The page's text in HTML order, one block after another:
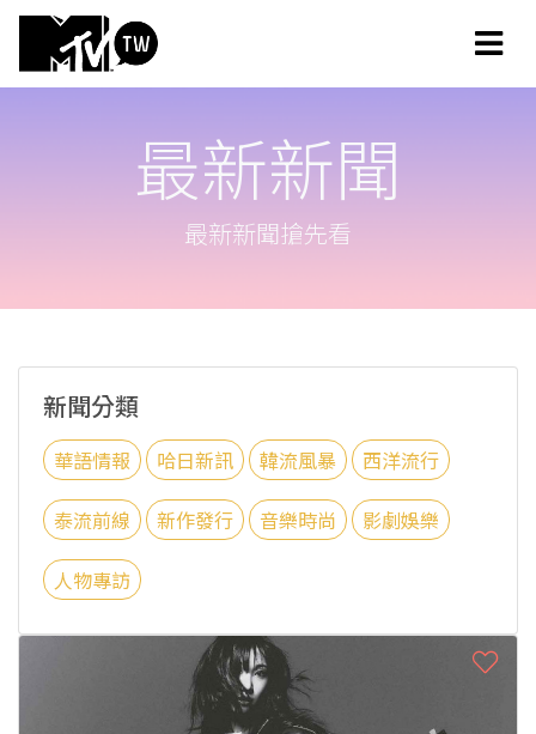
最新新聞
最新新聞搶先看
新聞分類
華語情報 哈日新訊 韓流風暴 西洋流行
泰流前線 新作發行 音樂時尚 影劇娛樂
人物專訪